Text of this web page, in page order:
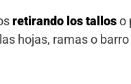
retirando los talloso
hojas, ramas o